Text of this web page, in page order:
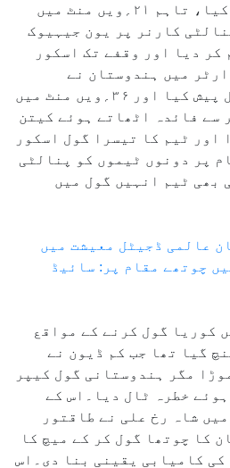
ٹیموں نے سخت مقابلہ کیا، تاہم ۲۱؍ویں منٹ میں
کارنر پر یون جیہیوک
کر دیا اور وقفے تک اسکور
میں ہندوستان نے
دوبارہ حملہ آور کھیل پیش کیا اور ۳۶؍ویں منٹ میں
سے فائدہ اٹھاتے ہوئے کیتن
اور ٹیم کا تیسرا گول اسکور
پر دونوں ٹیموں کو پنالٹی
بھی ٹیم انہیں گول میں
عالمی ڈجیٹل معیشت میں
چوتھے مقام پر: سائیڈ
منٹ میں کوریا گول کرنے کے مواقع
گیا تھا جب کم ڈیون نے
مگر ہندوستانی گول کیپر
خطرہ ٹال دیا۔اس کے
منٹ میں شاہ رخ علی نے طاقتور
کا چوتھا گول کر کے میچ کا
کی کامیابی یقینی بنا دی۔اس